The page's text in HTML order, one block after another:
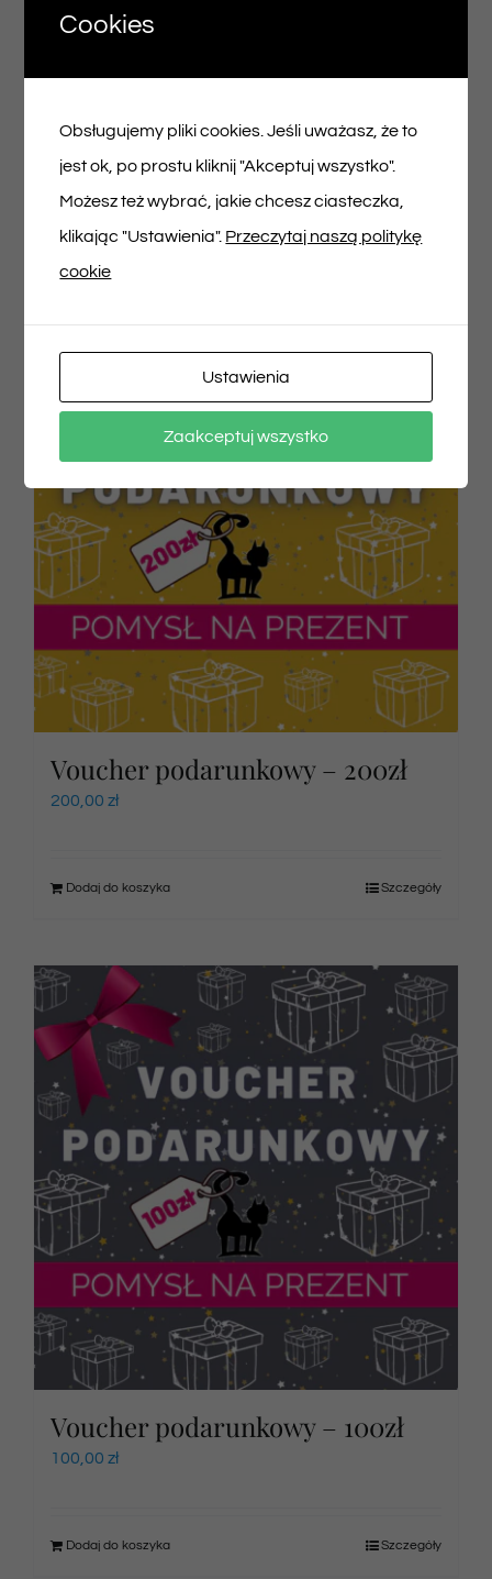
150,00zł
Dodaj do koszyka Szczegóły
Voucher podarunkowy – 200zł
200,00 zł
Dodaj do koszyka Szczegóły
Voucher podarunkowy – 100zł
100,00 zł
Dodaj do koszyka Szczegóły
Cookies
Obsługujemy pliki cookies. Jeśli uważasz, że to
jest ok, po prostu kliknij "Akceptuj wszystko".
Możesz też wybrać, jakie chcesz ciasteczka,
klikając "Ustawienia". Przeczytaj naszą politykę
cookie
Ustawienia
Zaakceptuj wszystko